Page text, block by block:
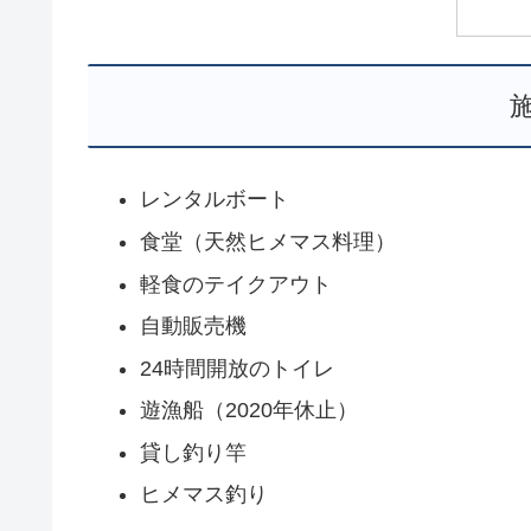
レンタルボート
食堂（天然ヒメマス料理）
軽食のテイクアウト
自動販売機
24時間開放のトイレ
遊漁船（2020年休止）
貸し釣り竿
ヒメマス釣り